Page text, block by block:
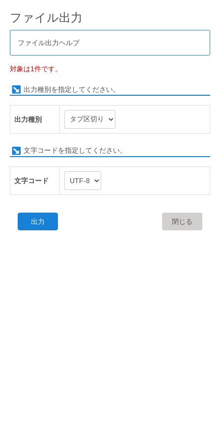
ファイル出力
ファイル出力ヘルプ
対象は1件です。
出力種別を指定してください。
出力種別
文字コードを指定してください。
文字コード